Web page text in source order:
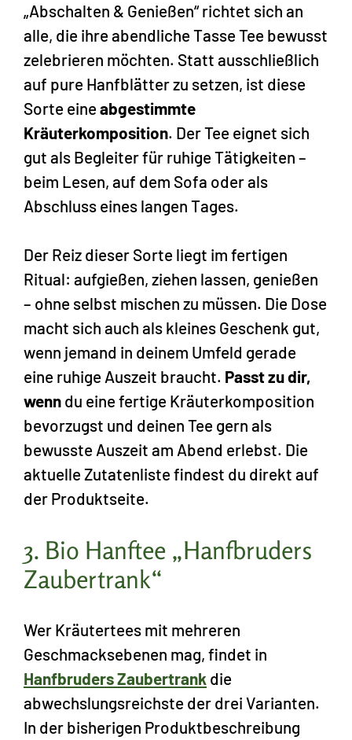
„Abschalten & Genießen“ richtet sich an
alle, die ihre abendliche Tasse Tee bewusst
zelebrieren möchten. Statt ausschließlich
auf pure Hanfblätter zu setzen, ist diese
Sorte eine abgestimmte
Kräuterkomposition. Der Tee eignet sich
gut als Begleiter für ruhige Tätigkeiten –
beim Lesen, auf dem Sofa oder als
Abschluss eines langen Tages.
Der Reiz dieser Sorte liegt im fertigen
Ritual: aufgießen, ziehen lassen, genießen
– ohne selbst mischen zu müssen. Die Dose
macht sich auch als kleines Geschenk gut,
wenn jemand in deinem Umfeld gerade
eine ruhige Auszeit braucht. Passt zu dir,
wenn du eine fertige Kräuterkomposition
bevorzugst und deinen Tee gern als
bewusste Auszeit am Abend erlebst. Die
aktuelle Zutatenliste findest du direkt auf
der Produktseite.
3. Bio Hanftee „Hanfbruders
Zaubertrank“
Wer Kräutertees mit mehreren
Geschmacksebenen mag, findet in
Hanfbruders Zaubertrank die
abwechslungsreichste der drei Varianten.
In der bisherigen Produktbeschreibung